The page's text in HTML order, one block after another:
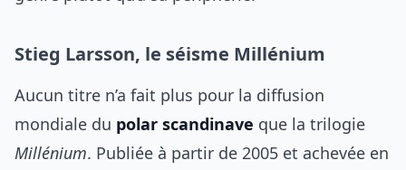
Stieg Larsson, le séisme Millénium
Aucun titre n’a fait plus pour la diffusion
mondiale du polar scandinave que la trilogie
Millénium. Publiée à partir de 2005 et achevée en